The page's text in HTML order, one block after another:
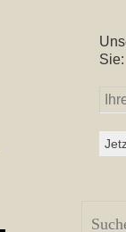
Sie: